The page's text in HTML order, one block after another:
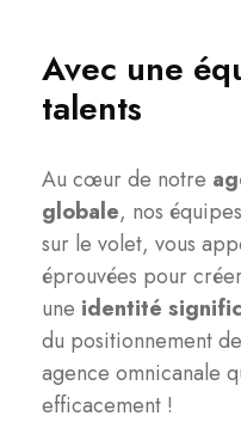
Avec une
talents
Au cœur de notre
globale, nos
sur le volet, vous
éprouvées pour
une identité
du positionnement
agence omnicanale
efficacement !